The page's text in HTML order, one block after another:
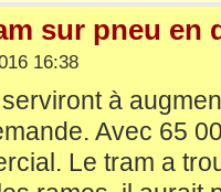
sur pneu en
16:38
à
Avec 65
Le tram a